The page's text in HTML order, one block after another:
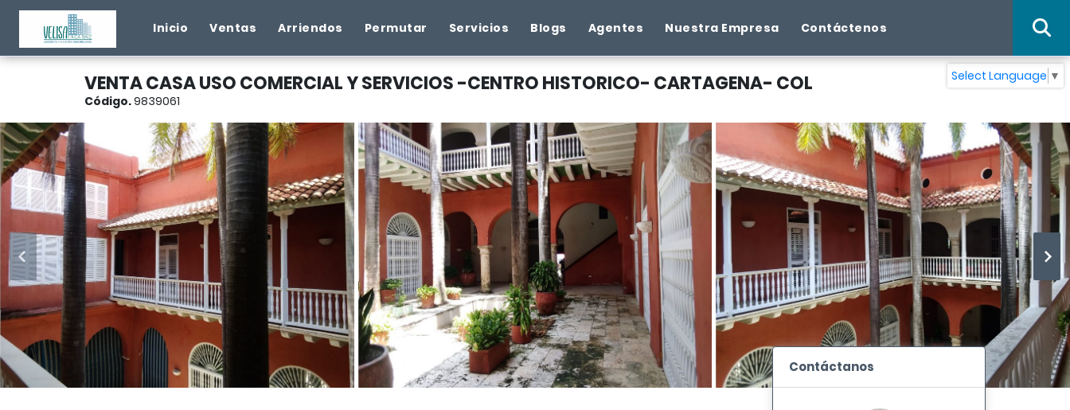
Inicio Ventas Arriendos Permutar Servicios Blogs Agentes Nuestra Empresa Contáctenos
Select Language ▼
VENTA CASA USO COMERCIAL Y SERVICIOS -CENTRO HISTORICO- CARTAGENA- COL
Código.9839061
Contáctanos